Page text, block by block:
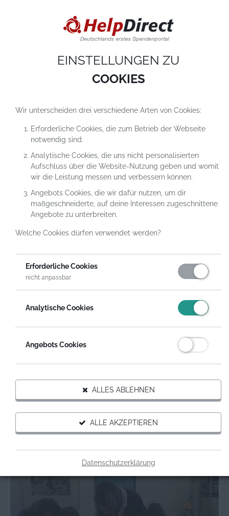
Cookies sind kleine Textdateien, die auf einem Computer heruntergeladen
sobald du unsere Website nutzt. Cookies setzen wir hauptsächlich dazu ein,
du unser Angebot richtig nutzen kannst. Mehr erfährst du in
SPENDEN FÜR DAS PROJEKT
FAMILIENPATEN
HelpDirect Spenden an Hilfsprojekte Hilfe für Familienpaten
FÜR DIESES PROJEKT SPENDEN
Auf Wunsch erhältst du eine steuerabzugsfähige
Spendenquittung.
SPENDEN MIT SPENDENGUTSCHEIN
Informationen zum Projekt
EINSTELLUNGEN ZU
COOKIES
Wir unterscheiden drei verschiedene Arten von Cookies:
Erforderliche Cookies, die zum Betrieb der Webseite
notwendig sind.
Analytische Cookies, die uns nicht personalisierten
Aufschluss über die Website-Nutzung geben und womit
wir die Leistung messen und verbessern können.
Angebots Cookies, die wir dafür nutzen, um dir
maßgeschneiderte, auf deine Interessen zugeschnittene
Angebote zu unterbreiten.
Welche Cookies dürfen verwendet werden?
Erforderliche Cookies
nicht anpassbar
Analytische Cookies
Angebots Cookies
ALLES ABLEHNEN
ALLE AKZEPTIEREN
Datenschutzerklärung